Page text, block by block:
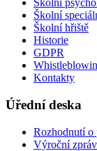
Školní
Školní
Školní hřiště
Historie
GDPR
Kontakty
Úřední deska
Rozhodnutí o
Výroční